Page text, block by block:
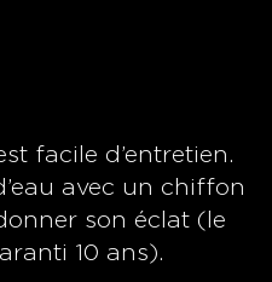
facile d’entretien.
avec un chiffon
son éclat (le
10 ans).